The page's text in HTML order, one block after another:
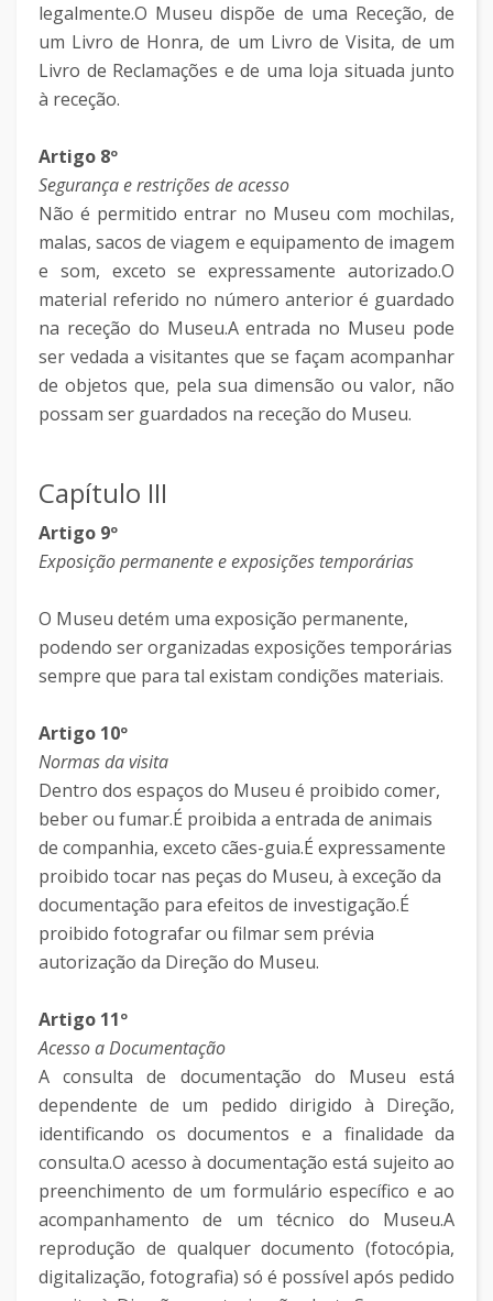
legalmente.O Museu dispõe de uma Receção, de
um Livro de Honra, de um Livro de Visita, de um
Livro de Reclamações e de uma loja situada junto
à receção.
Artigo 8º
Segurança e restrições de acesso
Não é permitido entrar no Museu com mochilas,
malas, sacos de viagem e equipamento de imagem
e som, exceto se expressamente autorizado.O
material referido no número anterior é guardado
na receção do Museu.A entrada no Museu pode
ser vedada a visitantes que se façam acompanhar
de objetos que, pela sua dimensão ou valor, não
possam ser guardados na receção do Museu.
Capítulo III
Artigo 9º
Exposição permanente e exposições temporárias
O Museu detém uma exposição permanente,
podendo ser organizadas exposições temporárias
sempre que para tal existam condições materiais.
Artigo 10º
Normas da visita
Dentro dos espaços do Museu é proibido comer,
beber ou fumar.É proibida a entrada de animais
de companhia, exceto cães-guia.É expressamente
proibido tocar nas peças do Museu, à exceção da
documentação para efeitos de investigação.É
proibido fotografar ou filmar sem prévia
autorização da Direção do Museu.
Artigo 11º
Acesso a Documentação
A consulta de documentação do Museu está
dependente de um pedido dirigido à Direção,
identificando os documentos e a finalidade da
consulta.O acesso à documentação está sujeito ao
preenchimento de um formulário específico e ao
acompanhamento de um técnico do Museu.A
reprodução de qualquer documento (fotocópia,
digitalização, fotografia) só é possível após pedido